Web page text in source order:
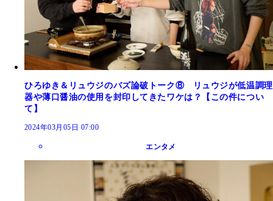
ひろゆき＆リュウジのバズ論破トーク⑧ リュウジが低温調理
器や薄口醤油の使用を封印してきたワケは？【この件につい
て】
2024年03月05日 07:00
エンタメ